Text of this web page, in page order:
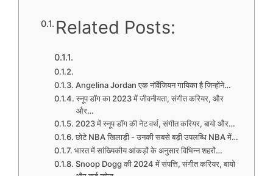
Related Posts:
Angelina Jordan एक नॉर्वेजियन गायिका है जिन्होंने…
स्नूप डॉग का 2023 में जीवनीयता, संगीत करियर, और
और…
2023 में स्नूप डॉग की नेट वर्थ, संगीत करियर, बायो और…
छोटे NBA खिलाड़ी - उनकी सबसे बड़ी उपलब्धि NBA में…
भारत में सांख्यिकीय आंकड़ों के अनुसार विभिन्न शहरों…
Snoop Dogg की 2024 में संपत्ति, संगीत करियर, बायो